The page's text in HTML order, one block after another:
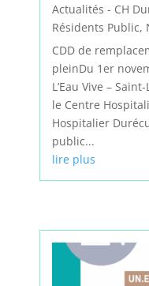
Actualités - CH
Résidents Public,
CDD de
pleinDu 1er
L’Eau Vive –
le Centre
Hospitalier
public...
lire plus